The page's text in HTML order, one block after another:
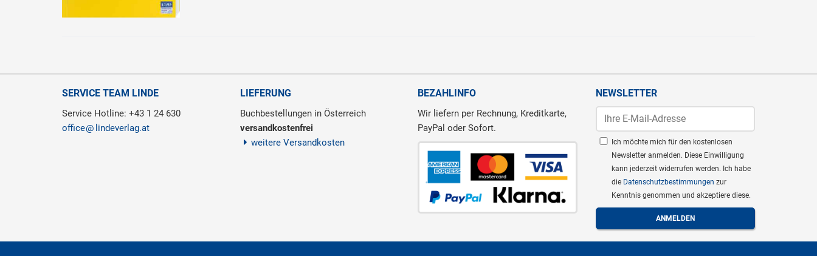
SERVICE TEAM LINDE
Service Hotline: +43 1 24 630
office
lindeverlag.at
LIEFERUNG
Buchbestellungen in Österreich
versandkostenfrei
weitere Versandkosten
BEZAHLINFO
Wir liefern per Rechnung, Kreditkarte,
PayPal oder Sofort.
NEWSLETTER
Ich möchte mich für den kostenlosen
Newsletter anmelden. Diese Einwilligung
kann jederzeit widerrufen werden. Ich habe
die Datenschutzbestimmungen zur
Kenntnis genommen und akzeptiere diese.